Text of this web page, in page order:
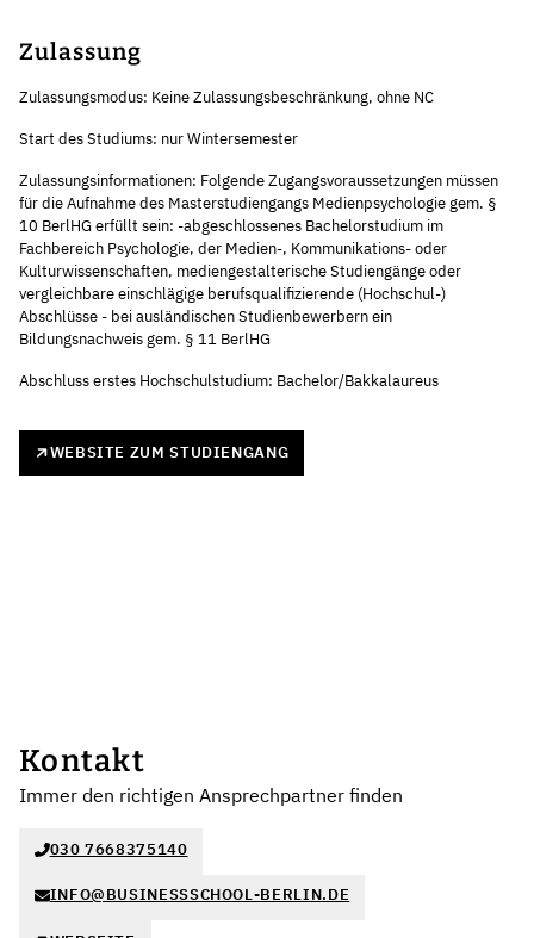
Zulassung
Zulassungsmodus: Keine Zulassungsbeschränkung, ohne NC
Start des Studiums: nur Wintersemester
Zulassungsinformationen: Folgende Zugangsvoraussetzungen müssen
für die Aufnahme des Masterstudiengangs Medienpsychologie gem. §
10 BerlHG erfüllt sein: -abgeschlossenes Bachelorstudium im
Fachbereich Psychologie, der Medien-, Kommunikations- oder
Kulturwissenschaften, mediengestalterische Studiengänge oder
vergleichbare einschlägige berufsqualifizierende (Hochschul-)
Abschlüsse - bei ausländischen Studienbewerbern ein
Bildungsnachweis gem. § 11 BerlHG
Abschluss erstes Hochschulstudium: Bachelor/Bakkalaureus
WEBSITE ZUM STUDIENGANG
Kontakt
Immer den richtigen Ansprechpartner finden
030 7668375140
INFO@BUSINESSSCHOOL-BERLIN.DE